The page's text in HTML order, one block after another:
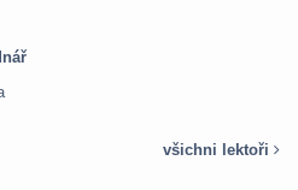
všichni lektoři